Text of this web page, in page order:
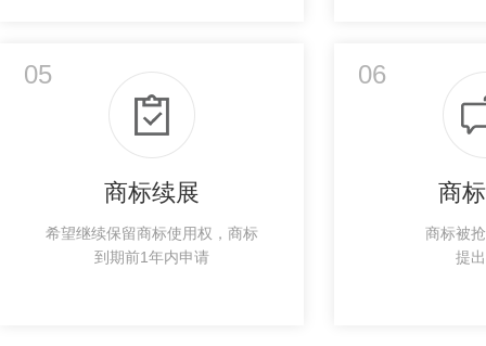
05
商标续展
希望继续保留商标使用权，商标
到期前1年内申请
06
商
商标被
提